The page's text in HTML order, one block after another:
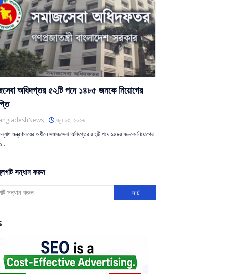
অধিদপ্তর ৫২টি পদে ১৪৮৫ জনকে নিয়োগের
জুন ০৩, ২০২৬
মন্ত্রণালয়ের অধীনে সমাজসেবা অধিদপ্তর ৫২টি পদে ১৪৮৫ জনকে নিয়োগের
সন্ধান করুন